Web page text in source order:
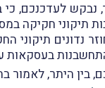
תיקוני חקיקה
נדונים תיקוני
בעסקאות
לאמור בחוזר ביחס